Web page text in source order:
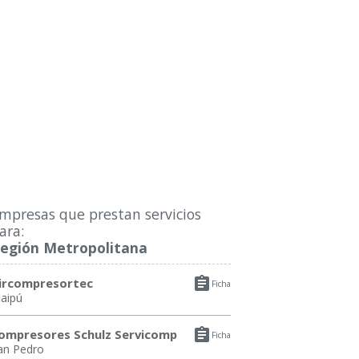
que prestan servicios
Metropolitana
 Ficha
 Ficha
Schulz Servicomp
Pedro